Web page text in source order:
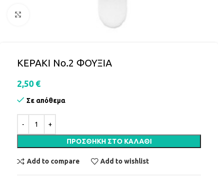
ΚΕΡΑΚΙ Νο.2 ΦΟΥΞΙΑ
2,50 €
Σε απόθεμα
ΠΡΟΣΘΉΚΗ ΣΤΟ ΚΑΛΆΘΙ
Add to compare Add to wishlist